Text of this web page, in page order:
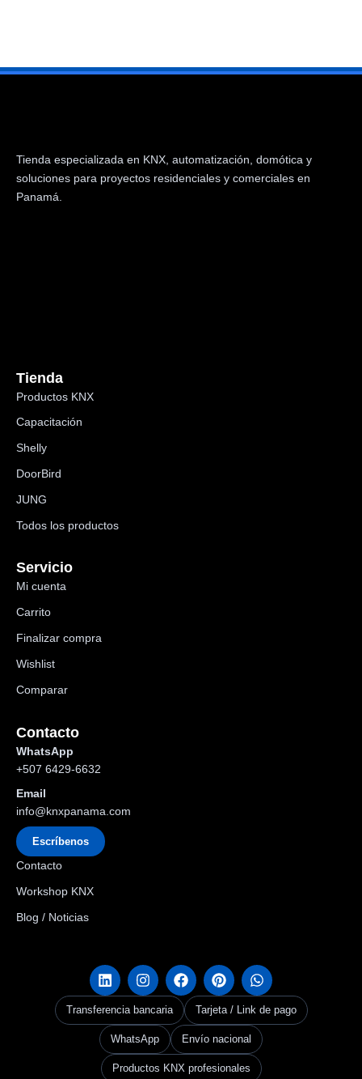
Tienda especializada en KNX, automatización, domótica y
soluciones para proyectos residenciales y comerciales en
Panamá.
Tienda
Productos KNX
Capacitación
Shelly
DoorBird
JUNG
Todos los productos
Servicio
Mi cuenta
Carrito
Finalizar compra
Wishlist
Comparar
Contacto
WhatsApp
+507 6429-6632
Email
info@knxpanama.com
Escríbenos
Contacto
Workshop KNX
Blog / Noticias
Transferencia bancaria Tarjeta / Link de pago
WhatsApp Envío nacional
Productos KNX profesionales